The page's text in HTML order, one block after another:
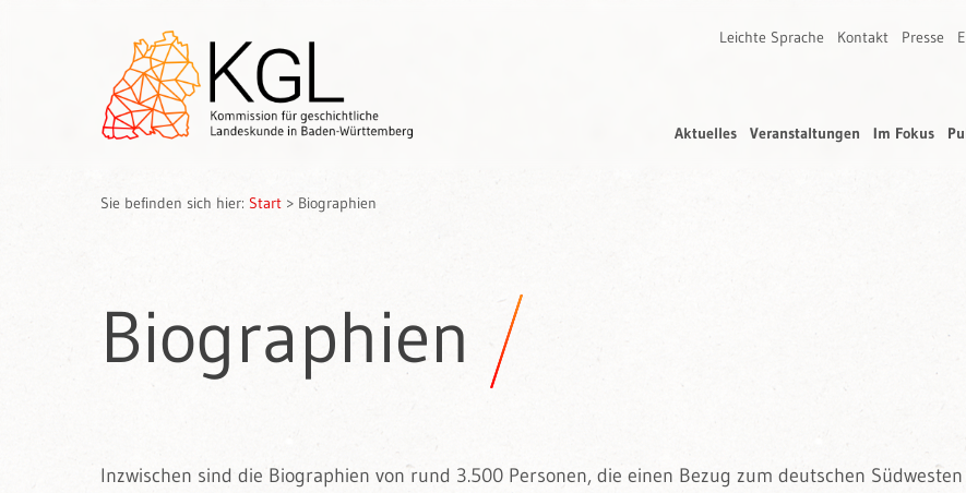
Leichte Sprache Kontakt Presse
Aktuelles Veranstaltungen Im Fokus
Sie befinden sich hier: Start > Biographien
Biographien
Inzwischen sind die Biographien von rund 3.500 Personen, die einen Bezug zum deutschen